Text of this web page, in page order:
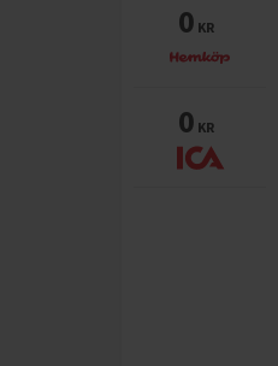
0 KR
0 KR